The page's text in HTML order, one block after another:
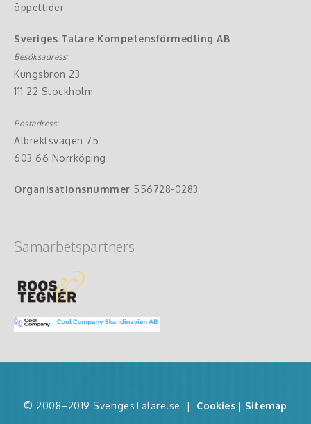
öppettider
Sveriges Talare Kompetensförmedling AB
Besöksadress:
Kungsbron 23
111 22 Stockholm
Postadress:
Albrektsvägen 75
603 66 Norrköping
Organisationsnummer 556728-0283
Samarbetspartners
© 2008–2019 SverigesTalare.se | Cookies | Sitemap